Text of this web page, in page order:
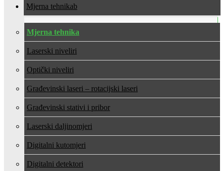
Mjerna tehnika
Mjerna tehnika
Laserski niveliri
Optički niveliri
Građevinski laseri – rotacijski laseri
Građevinski stativi i pribor
Laserski daljinomjeri
Digitalni kutomjeri
Digitalni detektori